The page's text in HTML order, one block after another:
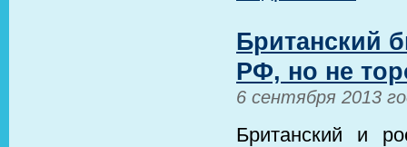
Британский
РФ, но не
6 сентября 2013
Британский и